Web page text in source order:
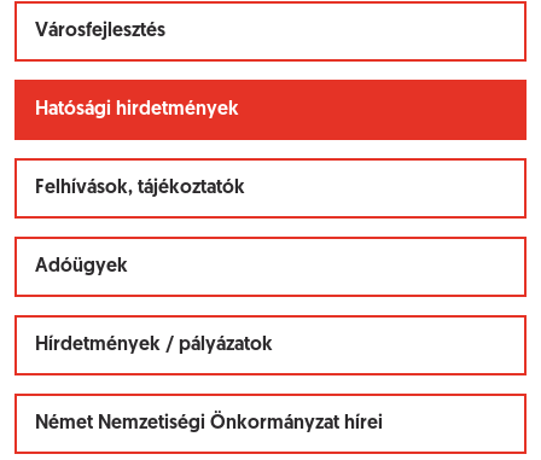
Városfejlesztés
Hatósági hirdetmények
Felhívások, tájékoztatók
Adóügyek
Hírdetmények / pályázatok
Német Nemzetiségi Önkormányzat hírei